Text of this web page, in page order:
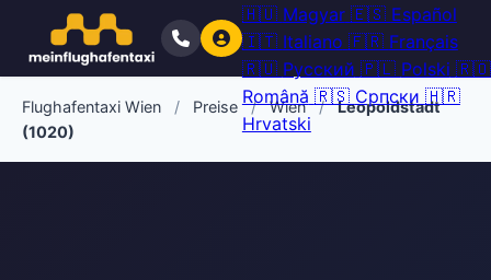
🇭🇺 Magyar 🇪🇸 Español
🇮🇹 Italiano 🇫🇷 Français
🇷🇺 Русский 🇵🇱 Polski 🇷🇴
Română 🇷🇸 Српски 🇭🇷
Hrvatski
Flughafentaxi Wien / Preise / Wien /
Leopoldstadt
(1020)